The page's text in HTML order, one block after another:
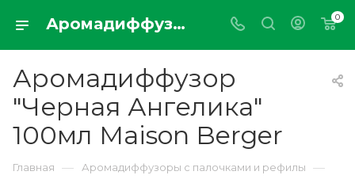
Аромадиффузор "Черная Ангелика" 100мл Maison Berger 0
Аромадиффузор
"Черная Ангелика"
100мл Maison Berger
Главная — Аромадиффузоры с палочками и рефилы —